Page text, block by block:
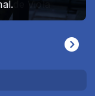
de Viola